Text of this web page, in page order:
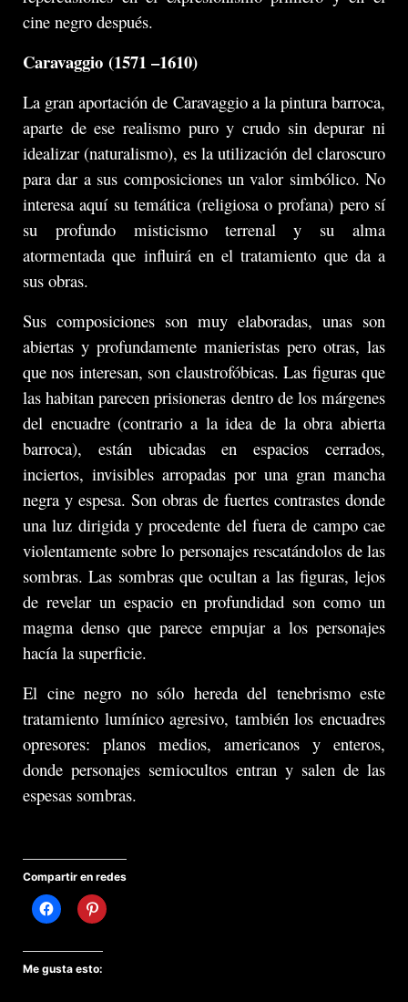
cine negro después.
Caravaggio (1571 –1610)
La gran aportación de Caravaggio a la pintura barroca,
aparte de ese realismo puro y crudo sin depurar ni
idealizar (naturalismo), es la utilización del claroscuro
para dar a sus composiciones un valor simbólico. No
interesa aquí su temática (religiosa o profana) pero sí
su profundo misticismo terrenal y su alma
atormentada que influirá en el tratamiento que da a
sus obras.
Sus composiciones son muy elaboradas, unas son
abiertas y profundamente manieristas pero otras, las
que nos interesan, son claustrofóbicas. Las figuras que
las habitan parecen prisioneras dentro de los márgenes
del encuadre (contrario a la idea de la obra abierta
barroca), están ubicadas en espacios cerrados,
inciertos, invisibles arropadas por una gran mancha
negra y espesa. Son obras de fuertes contrastes donde
una luz dirigida y procedente del fuera de campo cae
violentamente sobre lo personajes rescatándolos de las
sombras. Las sombras que ocultan a las figuras, lejos
de revelar un espacio en profundidad son como un
magma denso que parece empujar a los personajes
hacía la superficie.
El cine negro no sólo hereda del tenebrismo este
tratamiento lumínico agresivo, también los encuadres
opresores: planos medios, americanos y enteros,
donde personajes semiocultos entran y salen de las
espesas sombras.
Compartir en redes
Me gusta esto: